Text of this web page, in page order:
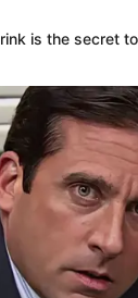
dem Ausbau
heute zum
größte
hiervon
der Eindruck
besucht
is the secret